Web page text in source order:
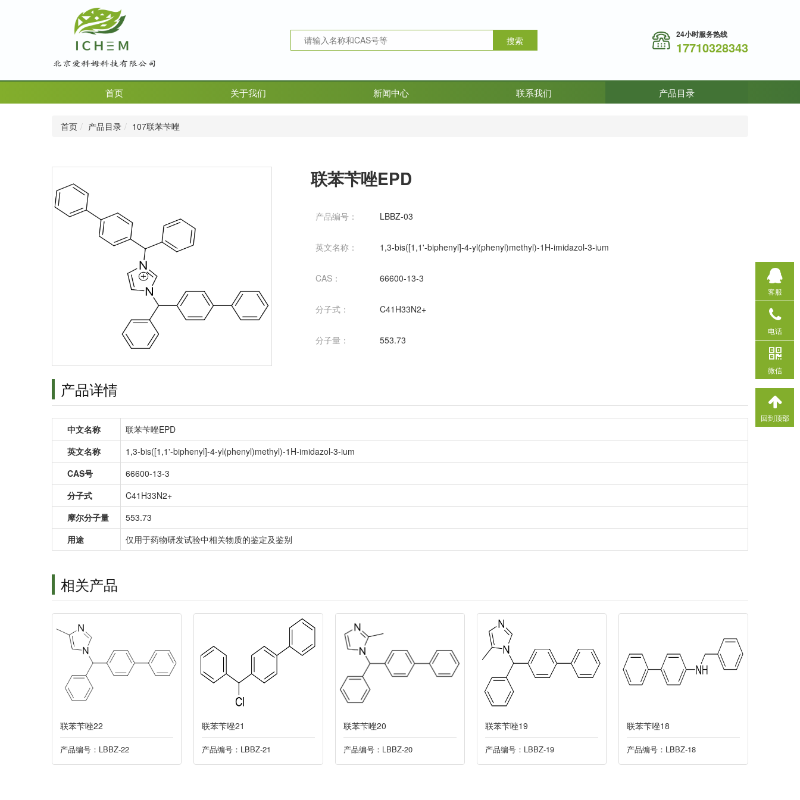
客服
电话
微信
回到顶部
24小时服务热线
17710328343
首页 关于我们 新闻中心 联系我们 产品目录
首页 产品目录 107联苯苄唑
联苯苄唑EPD
产品编号： LBBZ-03
英文名称： 1,3-bis([1,1'-biphenyl]-4-yl(phenyl)methyl)-1H-imidazol-3-ium
CAS： 66600-13-3
分子式： C41H33N2+
分子量： 553.73
产品详情
中文名称
联苯苄唑EPD
英文名称
1,3-bis([1,1'-biphenyl]-4-yl(phenyl)methyl)-1H-imidazol-3-ium
CAS号
66600-13-3
分子式
C41H33N2+
摩尔分子量
553.73
用途
仅用于药物研发试验中相关物质的鉴定及鉴别
相关产品
联苯苄唑22
产品编号：LBBZ-22
联苯苄唑21
产品编号：LBBZ-21
联苯苄唑20
产品编号：LBBZ-20
联苯苄唑19
产品编号：LBBZ-19
联苯苄唑18
产品编号：LBBZ-18